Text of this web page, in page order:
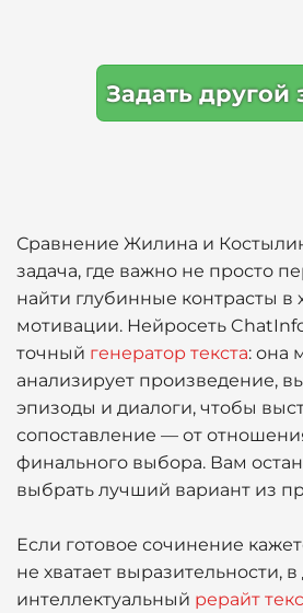
Задать другой
Сравнение Жилина и
задача, где важно не просто
найти глубинные контрасты в
мотивации. Нейросеть
точный генератор текста: она
анализирует произведение,
эпизоды и диалоги, чтобы
сопоставление — от
финального выбора. Вам
выбрать лучший вариант из
Если готовое сочинение
не хватает выразительности,
интеллектуальный рерайт